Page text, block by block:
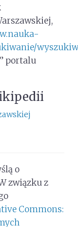
portalu
o
związku z
Commons: